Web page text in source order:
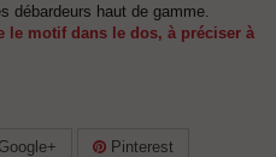
débardeurs haut de gamme.
le motif dans le dos, à préciser à
Google+ Pinterest